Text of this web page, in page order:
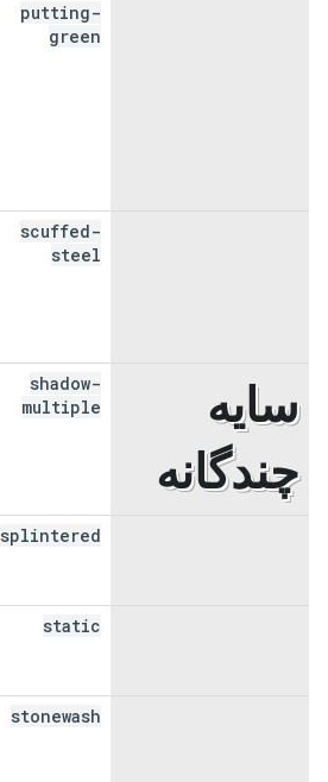
putting-
green
scuffed-
steel
سایه
چندگانه
shadow-
multiple
splintered
static
stonewash